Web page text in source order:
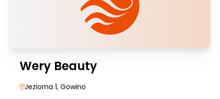
Wery Beauty
Jeziorna 1, Gowino